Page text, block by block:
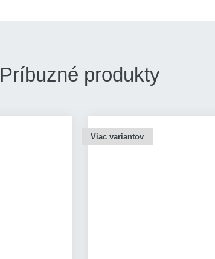
Príbuzné produkty
Viac variantov